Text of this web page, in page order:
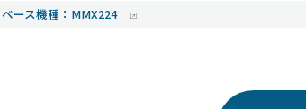
ベース機種：MMX224